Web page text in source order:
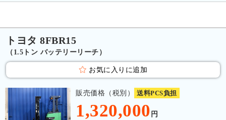
トヨタ 8FBR15
（1.5トン バッテリーリーチ）
お気に入りに追加
販売価格（税別） 送料PCS負担
1,320,000 円